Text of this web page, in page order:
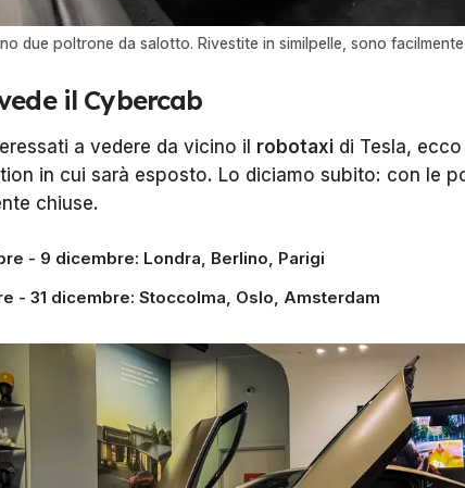
due poltrone da salotto. Rivestite in similpelle, sono
il Cybercab
a vedere da vicino il robotaxi di Tesla,
in cui sarà esposto. Lo diciamo subito: con le
chiuse.
- 9 dicembre: Londra, Berlino, Parigi
- 31 dicembre: Stoccolma, Oslo, Amsterdam